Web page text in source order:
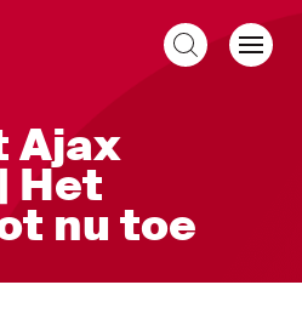
Ajax
Het
nu toe